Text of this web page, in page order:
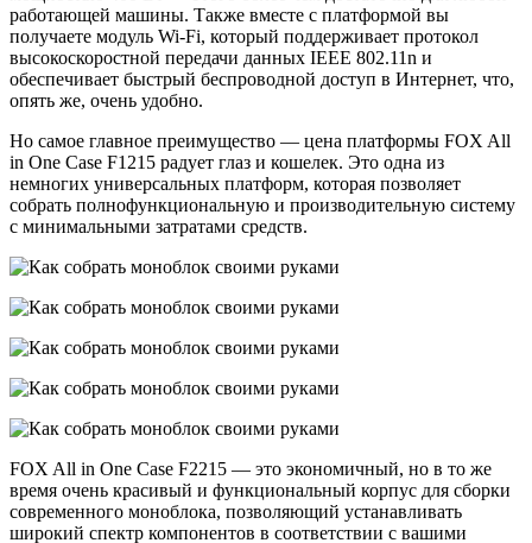
работающей машины. Также вместе с платформой вы
получаете модуль Wi-Fi, который поддерживает протокол
высокоскоростной передачи данных IEEE 802.11n и
обеспечивает быстрый беспроводной доступ в Интернет, что,
опять же, очень удобно.
Но самое главное преимущество — цена платформы FOX All
in One Case F1215 радует глаз и кошелек. Это одна из
немногих универсальных платформ, которая позволяет
собрать полнофункциональную и производительную систему
с минимальными затратами средств.
FOX All in One Case F2215 — это экономичный, но в то же
время очень красивый и функциональный корпус для сборки
современного моноблока, позволяющий устанавливать
широкий спектр компонентов в соответствии с вашими